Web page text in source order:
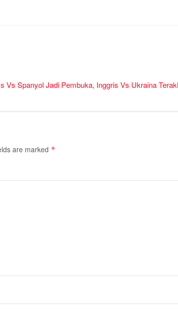
Vs Spanyol Jadi Pembuka, Inggris Vs Ukraina
are marked *